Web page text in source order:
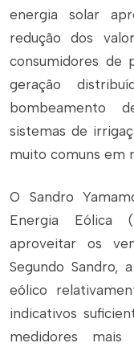
energia solar
redução dos
consumidores de
geração
bombeamento
sistemas de
muito comuns em
O Sandro
Energia Eólica
aproveitar os
Segundo Sandro,
eólico
indicativos
medidores